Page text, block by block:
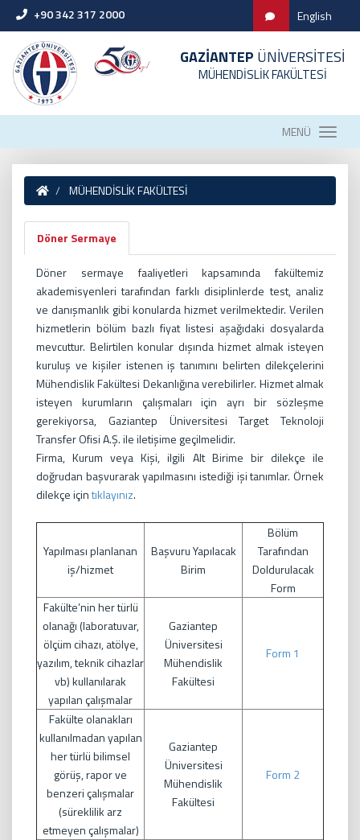
+90 342 317 2000 English
GAZİANTEP ÜNİVERSİTESİ
MÜHENDİSLİK FAKÜLTESİ
MENÜ
MÜHENDİSLİK FAKÜLTESİ
Döner Sermaye
Döner sermaye faaliyetleri kapsamında fakültemiz
akademisyenleri tarafından farklı disiplinlerde test, analiz
ve danışmanlık gibi konularda hizmet verilmektedir. Verilen
hizmetlerin bölüm bazlı fiyat listesi aşağıdaki dosyalarda
mevcuttur. Belirtilen konular dışında hizmet almak isteyen
kuruluş ve kişiler istenen iş tanımını belirten dilekçelerini
Mühendislik Fakültesi Dekanlığına verebilirler. Hizmet almak
isteyen kurumların çalışmaları için ayrı bir sözleşme
gerekiyorsa, Gaziantep Üniversitesi Target Teknoloji
Transfer Ofisi A.Ş. ile iletişime geçilmelidir.
Firma, Kurum veya Kişi, ilgili Alt Birime bir dilekçe ile
doğrudan başvurarak yapılmasını istediği işi tanımlar. Örnek
dilekçe içintıklayınız.
Yapılması planlanan
iş/hizmet
Başvuru Yapılacak
Birim
Bölüm
Tarafından
Doldurulacak
Form
Fakülte’nin her türlü
olanağı (laboratuvar,
ölçüm cihazı, atölye,
yazılım, teknik cihazlar
vb) kullanılarak
yapılan çalışmalar
Gaziantep
Üniversitesi
Mühendislik
Fakültesi
Form 1
Fakülte olanakları
kullanılmadan yapılan
her türlü bilimsel
görüş, rapor ve
benzeri çalışmalar
(süreklilik arz
etmeyen çalışmalar)
Gaziantep
Üniversitesi
Mühendislik
Fakültesi
Form 2